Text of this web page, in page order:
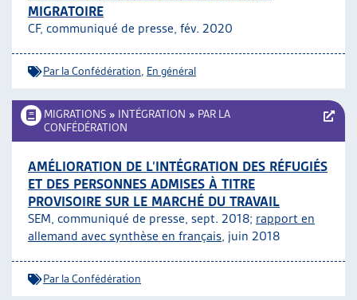
MIGRATOIRE
CF, communiqué de presse, fév. 2020
Par la Confédération En général
MIGRATIONS » INTÉGRATION » PAR LA
CONFÉDÉRATION
AMÉLIORATION DE L’INTÉGRATION DES RÉFUGIÉS
ET DES PERSONNES ADMISES À TITRE
PROVISOIRE SUR LE MARCHÉ DU TRAVAIL
SEM, communiqué de presse, sept. 2018; rapport en
allemand avec synthèse en français, juin 2018
Par la Confédération